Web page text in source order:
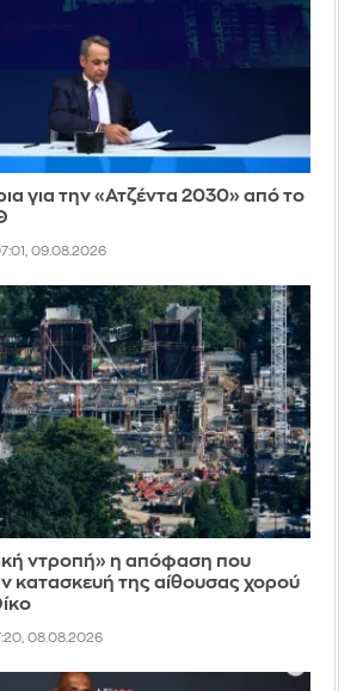
για την «Ατζέντα 2030» από το
09.08.2026
ντροπή» η απόφαση που
κατασκευή της αίθουσας χορού
08.08.2026